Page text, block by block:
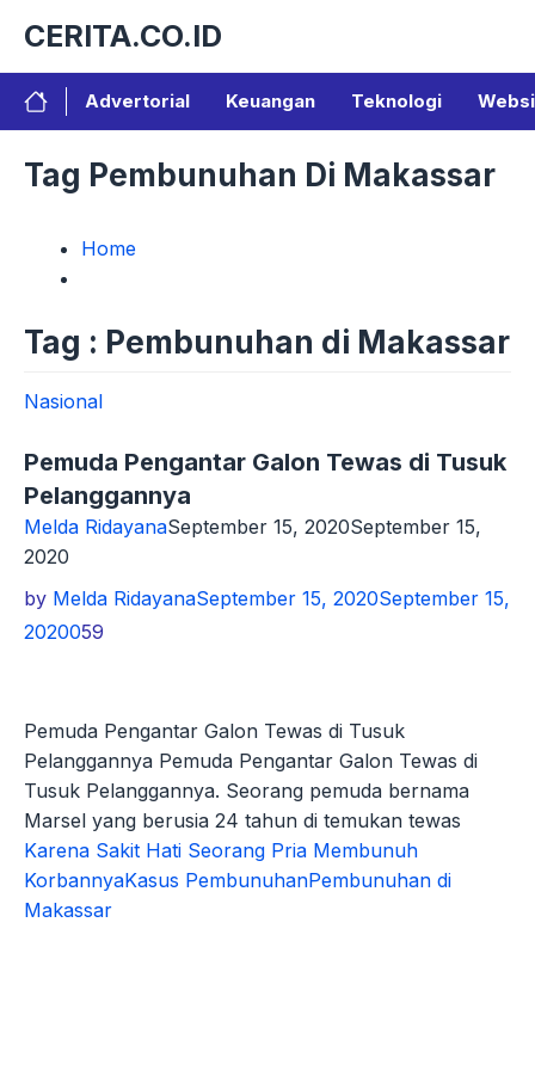
isi
CERITA.CO.ID
Advertorial Keuangan Teknologi
Tag Pembunuhan Di Makassar
Home
Tag : Pembunuhan di Makassar
Nasional
Pemuda Pengantar Galon Tewas di Tusuk
Pelanggannya
Melda RidayanaSeptember 15, 2020September 15,
2020
by Melda RidayanaSeptember 15, 2020September 15,
2020059
Pemuda Pengantar Galon Tewas di Tusuk
Pelanggannya Pemuda Pengantar Galon Tewas di
Tusuk Pelanggannya. Seorang pemuda bernama
Marsel yang berusia 24 tahun di temukan tewas
Karena Sakit Hati Seorang Pria Membunuh
KorbannyaKasus PembunuhanPembunuhan di
Makassar